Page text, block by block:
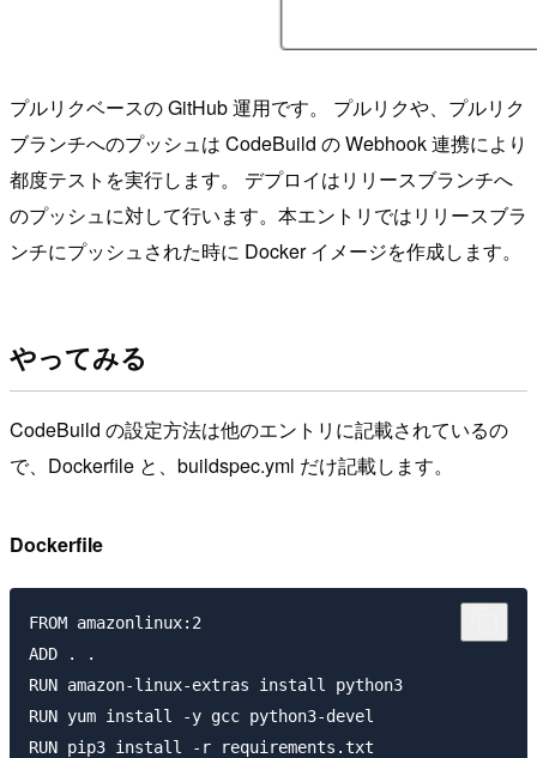
プルリクベースの GitHub 運用です。 プルリクや、プルリク
ブランチへのプッシュは CodeBuild の Webhook 連携により
都度テストを実行します。 デプロイはリリースブランチへ
のプッシュに対して行います。本エントリではリリースブラ
ンチにプッシュされた時に Docker イメージを作成します。
やってみる
CodeBuild の設定方法は他のエントリに記載されているの
で、Dockerfile と、buildspec.yml だけ記載します。
Dockerfile
FROM amazonlinux:2
ADD . .
RUN amazon-linux-extras install python3
RUN yum install -y gcc python3-devel
RUN pip3 install -r requirements.txt